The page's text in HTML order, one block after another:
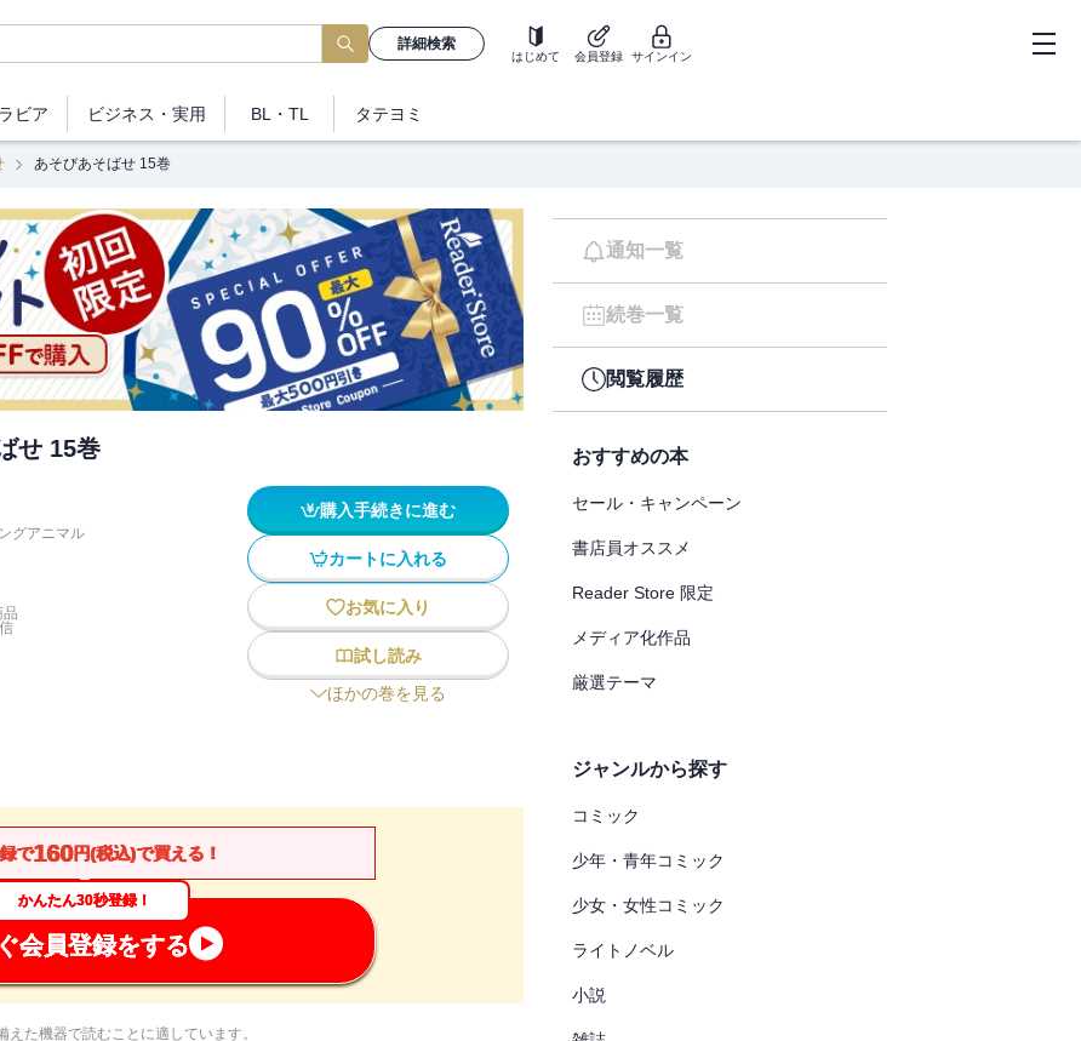
詳細検索
はじめて 会員登録 サインイン
ビア ビジネス ・実用 BL・TL タテヨミ
あそびあそばせ 15巻
せ 15巻
グアニマル
品
購入手続きに進む
カートに入れる
お気に入り
試し読み
ほかの巻を見る
で160円(税込)で買える！
かんたん30秒登録！
会員登録をする
た機器で読むことに適しています。
通知一覧
続巻一覧
閲覧履歴
おすすめの本
セール・キャンペーン
書店員オススメ
Reader Store 限定
メディア化作品
厳選テーマ
ジャンルから探す
コミック
少年・青年コミック
少女・女性コミック
ライトノベル
小説